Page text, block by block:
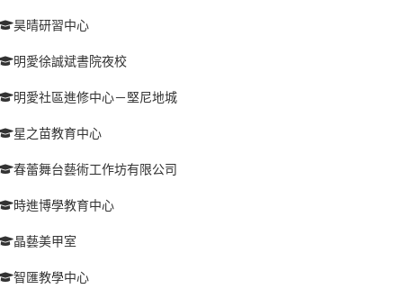
昊晴研習中心
明愛徐誠斌書院夜校
明愛社區進修中心－堅尼地城
星之苗教育中心
春蕾舞台藝術工作坊有限公司
時進博學教育中心
晶藝美甲室
智匯教學中心